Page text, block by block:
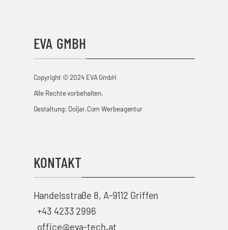
EVA GMBH
Copyright © 2024 EVA GmbH
Alle Rechte vorbehalten.
Gestaltung: Doljar.Com Werbeagentur
KONTAKT
Handelsstraße 8, A-9112 Griffen
+43 4233 2996
office@eva-tech.at